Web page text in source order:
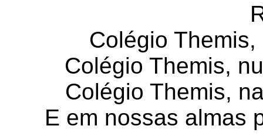
Colégio
Colégio Themis,
Colégio Themis,
E em nossas almas